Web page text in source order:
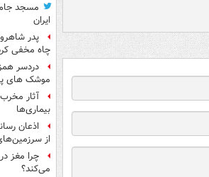
مسجد
ایران
پدر
چاه مخفی
دردسر
موشک های
آثار
بیماری‌ها
اذعان
از
چرا مغز
می‌کند؟